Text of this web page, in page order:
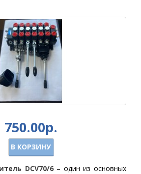
750.00р.
В КОРЗИНУ
DCV70/6– один из основных